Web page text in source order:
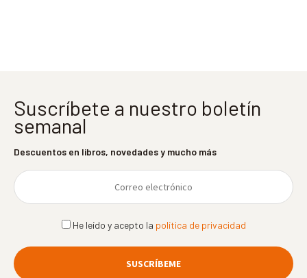
Suscríbete a nuestro boletín
semanal
Descuentos en libros, novedades y mucho más
He leído y acepto la política de privacidad